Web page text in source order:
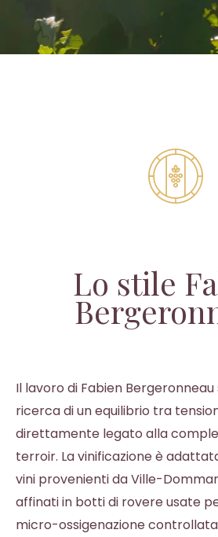
Lo stile
Il lavoro di Fabien Bergeronneau
ricerca di un equilibrio tra
direttamente legato alla
terroir. La vinificazione è
vini provenienti da Ville-
affinati in botti di rovere usate
micro-ossigenazione